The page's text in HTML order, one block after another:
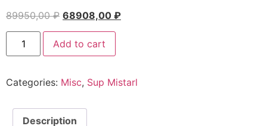
89950,00₽ 68908,00 ₽
Add to cart
Categories: Misc, Sup Mistarl
Description